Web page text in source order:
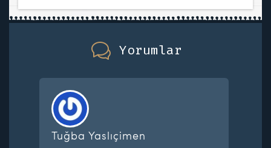
Yorumlar
Tuğba Yaslıçimen